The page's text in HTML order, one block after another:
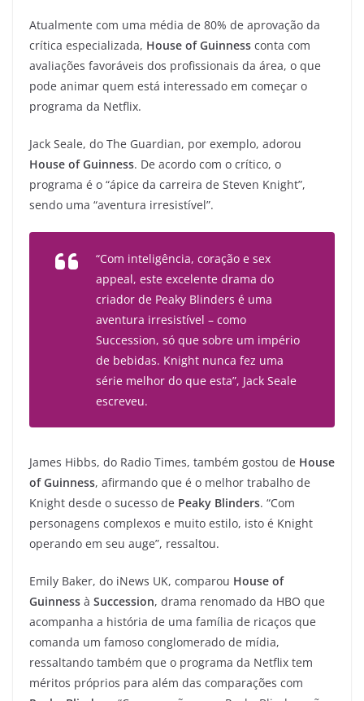
Atualmente com uma média de 80% de aprovação da
crítica especializada, House of Guinness conta com
avaliações favoráveis dos profissionais da área, o que
pode animar quem está interessado em começar o
programa da Netflix.
Jack Seale, do The Guardian, por exemplo, adorou
House of Guinness. De acordo com o crítico, o
programa é o “ápice da carreira de Steven Knight”,
sendo uma “aventura irresistível”.
“Com inteligência, coração e sex
appeal, este excelente drama do
criador de Peaky Blinders é uma
aventura irresistível – como
Succession, só que sobre um império
de bebidas. Knight nunca fez uma
série melhor do que esta”, Jack Seale
escreveu.
James Hibbs, do Radio Times, também gostou de House
of Guinness, afirmando que é o melhor trabalho de
Knight desde o sucesso de Peaky Blinders. “Com
personagens complexos e muito estilo, isto é Knight
operando em seu auge”, ressaltou.
Emily Baker, do iNews UK, comparou House of
Guinness à Succession, drama renomado da HBO que
acompanha a história de uma família de ricaços que
comanda um famoso conglomerado de mídia,
ressaltando também que o programa da Netflix tem
méritos próprios para além das comparações com